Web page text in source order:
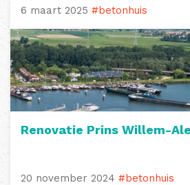
6 maart 2025 #betonhuis
Renovatie Prins Willem-
20 november 2024 #betonhuis